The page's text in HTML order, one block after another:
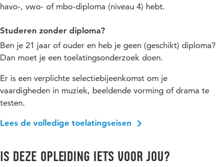
havo-, vwo- of mbo-diploma (niveau 4) hebt.
Studeren zonder diploma?
Ben je 21 jaar of ouder en heb je geen (geschikt) diploma?
Dan moet je een toelatingsonderzoek doen.
Er is een verplichte selectiebijeenkomst om je
vaardigheden in muziek, beeldende vorming of drama te
testen.
Lees de volledige toelatingseisen
Is deze opleiding iets voor jou?